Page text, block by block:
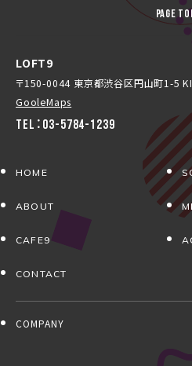
LOFT9
〒150-0044 東京都渋谷区円山町1-5
GooleMaps
TEL：03-5784-1239
HOME
ABOUT
CAFE9
CONTACT
COMPANY
PAGE